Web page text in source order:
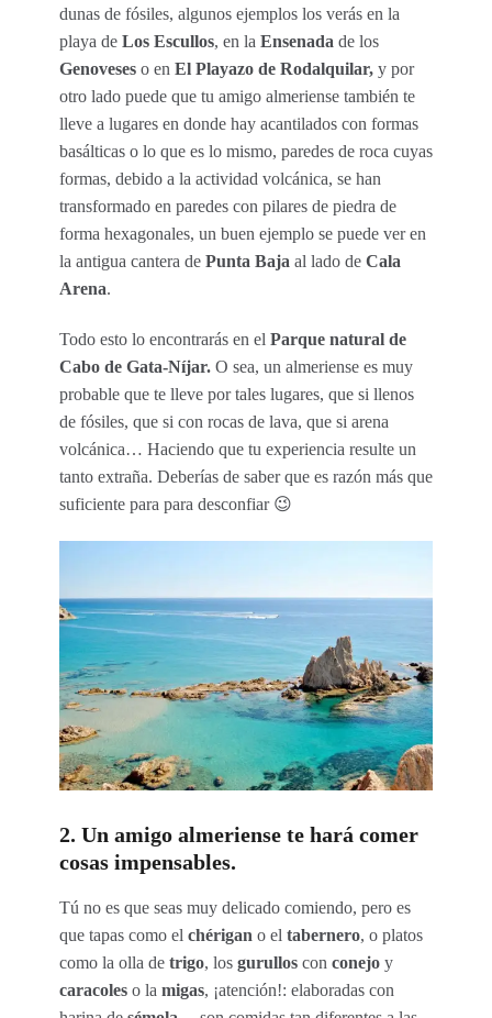
dunas de fósiles, algunos ejemplos los verás en la
playa de Los Escullos, en la Ensenada de los
Genoveses o en El Playazo de Rodalquilar, y por
otro lado puede que tu amigo almeriense también te
lleve a lugares en donde hay acantilados con formas
basálticas o lo que es lo mismo, paredes de roca cuyas
formas, debido a la actividad volcánica, se han
transformado en paredes con pilares de piedra de
forma hexagonales, un buen ejemplo se puede ver en
la antigua cantera de Punta Baja al lado de Cala
Arena.
Todo esto lo encontrarás en el Parque natural de
Cabo de Gata-Níjar. O sea, un almeriense es muy
probable que te lleve por tales lugares, que si llenos
de fósiles, que si con rocas de lava, que si arena
volcánica… Haciendo que tu experiencia resulte un
tanto extraña. Deberías de saber que es razón más que
suficiente para para desconfiar 😉
2. Un amigo almeriense te hará comer
cosas impensables.
Tú no es que seas muy delicado comiendo, pero es
que tapas como el chérigan o el tabernero, o platos
como la olla de trigo, los gurullos con conejo y
caracoles o la migas, ¡atención!: elaboradas con